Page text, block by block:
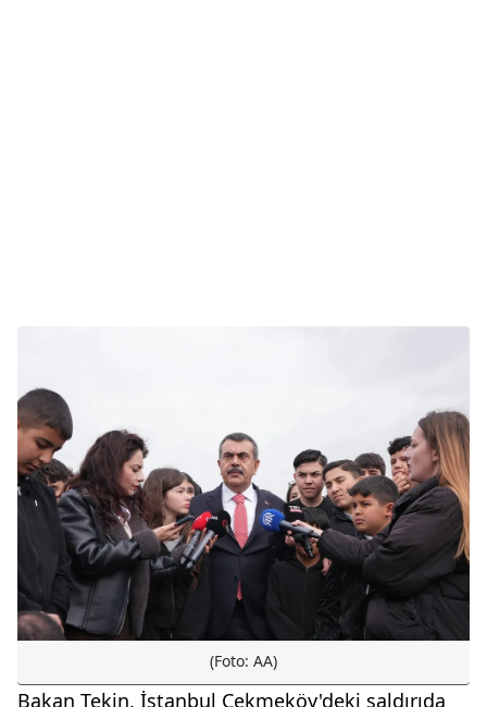
(Foto: AA)
Bakan Tekin, İstanbul Çekmeköy'deki saldırıda